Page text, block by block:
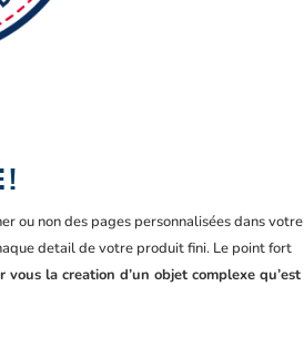
!
ou non des pages personnalisées dans votre
detail de votre produit fini. Le point fort
la creation d’un objet complexe qu’est